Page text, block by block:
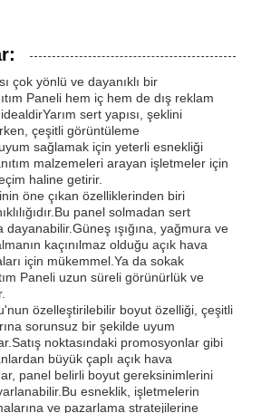
armatürleri
çok yönlü ve dayanıklı bir
Paneli hem iç hem de dış reklam
sert yapısı, şeklini
çeşitli görüntüleme
sağlamak için yeterli esnekliği
malzemeleri arayan işletmeler için
haline getirir.
öne çıkan özelliklerinden biri
panel solmadan sert
ışığına, yağmura ve
kaçınılmaz olduğu açık hava
için mükemmel.Ya da sokak
Paneli uzun süreli görünürlük ve
özelleştirilebilir boyut özelliği, çeşitli
sorunsuz bir şekilde uyum
noktasındaki promosyonlar gibi
büyük çaplı açık hava
panel belirli boyut gereksinimlerini
esneklik, işletmelerin
ve pazarlama stratejilerine